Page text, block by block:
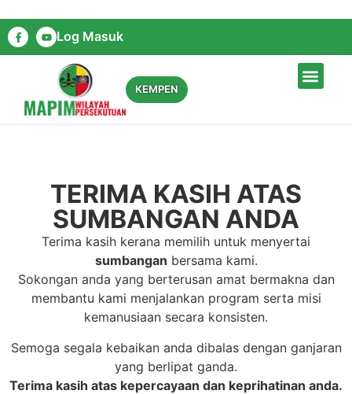
Log Masuk
KEMPEN
TERIMA KASIH ATAS
SUMBANGAN ANDA
Terima kasih kerana memilih untuk menyertai
sumbangan bersama kami.
Sokongan anda yang berterusan amat bermakna dan
membantu kami menjalankan program serta misi
kemanusiaan secara konsisten.
Semoga segala kebaikan anda dibalas dengan ganjaran
yang berlipat ganda.
Terima kasih atas kepercayaan dan keprihatinan anda.